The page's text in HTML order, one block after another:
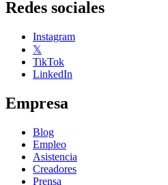
Redes sociales
Instagram
𝕏
TikTok
LinkedIn
Empresa
Blog
Empleo
Asistencia
Creadores
Prensa